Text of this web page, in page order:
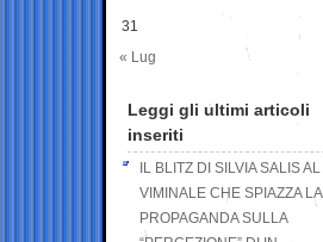
31
« Lug
Leggi gli ultimi articoli
inseriti
IL BLITZ DI SILVIA SALIS AL
VIMINALE CHE SPIAZZA LA
PROPAGANDA SULLA